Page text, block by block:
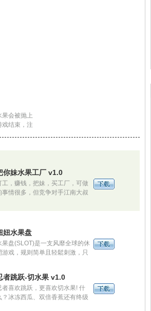
果会被抛上
结束，注
你妹水果工厂 v1.0
工，赚钱，把妹，买工厂，可做
事情很多，但竞争对手江南大叔
程陪护，乐趣无穷。
妞水果盘
果盘(SLOT)是一支风靡全球的休
游戏，规则简单且轻鬆刺激，只
，就会有对应的奖励！
者跳跃-切水果 v1.0
者喜欢跳跃，更喜欢切水果! 什
？冰冻西瓜、双倍香蕉还有终级